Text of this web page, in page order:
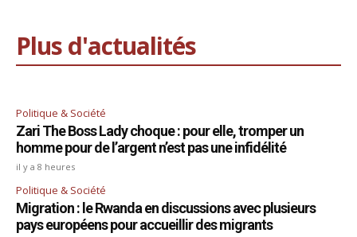
Plus d'actualités
Politique & Société
Zari The Boss Lady choque : pour elle, tromper un
homme pour de l’argent n’est pas une infidélité
il y a 8 heures
Politique & Société
Migration : le Rwanda en discussions avec plusieurs
pays européens pour accueillir des migrants